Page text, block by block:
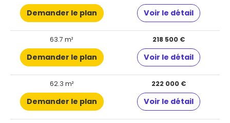
Demander le plan Voir le détail
63.7 m² 218 500 €
Demander le plan Voir le détail
62.3 m² 222 000 €
Demander le plan Voir le détail